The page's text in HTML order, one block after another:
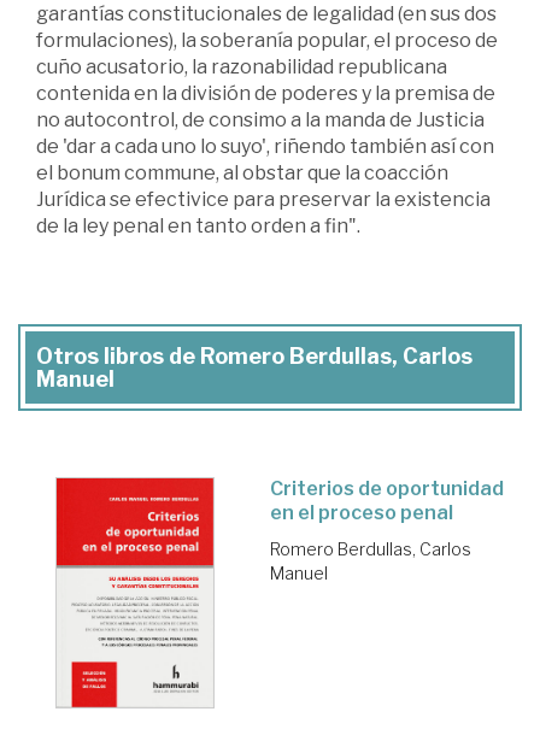
garantías constitucionales de legalidad (en sus dos
formulaciones), la soberanía popular, el proceso de
cuño acusatorio, la razonabilidad republicana
contenida en la división de poderes y la premisa de
no autocontrol, de consimo a la manda de Justicia
de 'dar a cada uno lo suyo', riñendo también así con
el bonum commune, al obstar que la coacción
Jurídica se efectivice para preservar la existencia
de la ley penal en tanto orden a fin".
Otros libros de Romero Berdullas, Carlos
Manuel
Criterios de oportunidad
en el proceso penal
Romero Berdullas, Carlos
Manuel